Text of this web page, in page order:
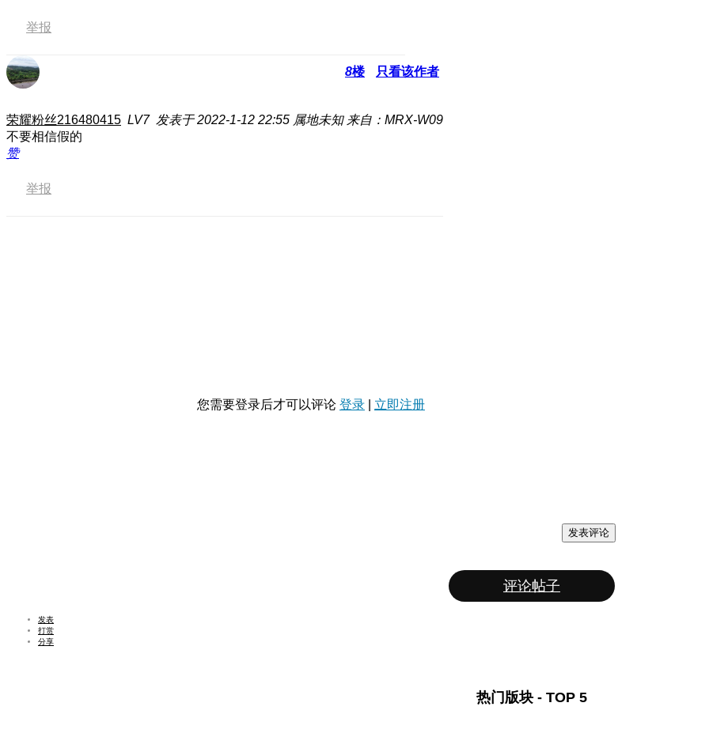
举报
8楼 只看该作者
荣耀粉丝216480415 LV7 发表于 2022-1-12 22:55 属地未知 来自：MRX-W09
不要相信假的
赞
举报
您需要登录后才可以评论 登录 立即注册
发表评论
评论帖子
发表
打赏
分享
热门版块 - TOP 5